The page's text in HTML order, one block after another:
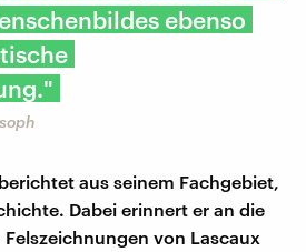
ebenso
aus seinem Fachgebiet,
Dabei erinnert er an die
von Lascaux